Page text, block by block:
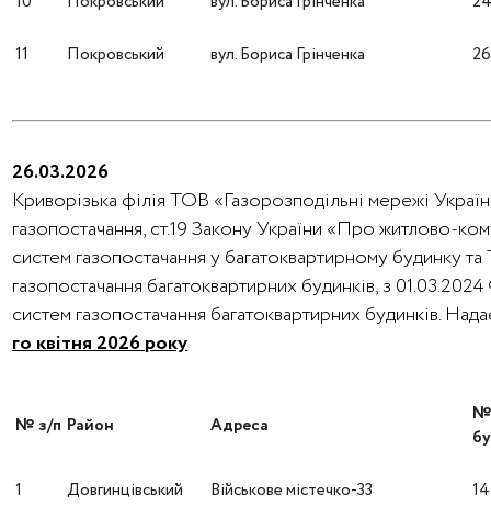
11 Покровський вул. Бориса Грінченка 26
26.03.2026
Криворізька філія ТОВ «Газорозподільні мережі
газопостачання, ст.19 Закону України «Про житлово-
систем газопостачання у багатоквартирному будинку
газопостачання багатоквартирних будинків, з
систем газопостачання багатоквартирних будинків.
го квітня 2026 року
№ з/п Район Адреса
1 Довгинцівський Військове містечко-33 14